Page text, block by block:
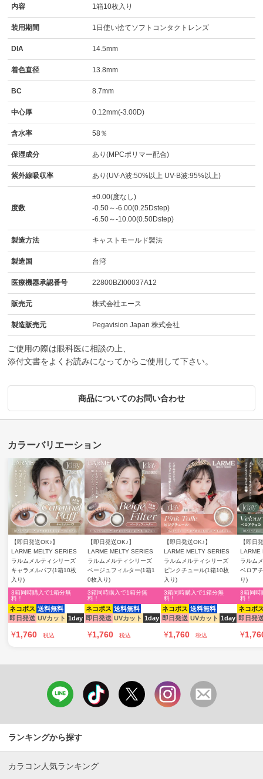
内容 1箱10枚入り
装用期間 1日使い捨てソフトコンタクトレンズ
DIA 14.5mm
着色直径 13.8mm
BC 8.7mm
中心厚 0.12mm(-3.00D)
含水率 58％
保湿成分 あり(MPCポリマー配合)
紫外線吸収率 あり(UV-A波:50%以上 UV-B波:95%以上)
度数
±0.00(度なし)
-0.50～-6.00(0.25Dstep)
-6.50～-10.00(0.50Dstep)
製造方法 キャストモールド製法
製造国 台湾
医療機器承認番号 22800BZI00037A12
販売元 株式会社エース
製造販売元 Pegavision Japan 株式会社
ご使用の際は眼科医に相談の上、
添付文書をよくお読みになってからご使用して下さい。
商品についてのお問い合わせ
【即日発送OK♪】
LARME MELTY SERIES
ラルムメルティシリーズ
キャラメルパフ(1箱10枚
入り)
ネコポス 送料無料
即日発送 UVカット 1day
3箱同時購入で1箱分無
料！
¥1,760 税込
【即日発送OK♪】
LARME MELTY SERIES
ラルムメルティシリーズ
ベージュフィルター(1箱1
0枚入り)
ネコポス 送料無料
即日発送 UVカット 1day
3箱同時購入で1箱分無
料！
¥1,760 税込
【即日発送OK♪】
LARME MELTY SERIES
ラルムメルティシリーズ
ピンクチュール(1箱10枚
入り)
ネコポス 送料無料
即日発送 UVカット 1day
3箱同時購入で1箱分無
料！
¥1,760 税込
【即日
LARME
ラルム
ベロア
り)
ネコポ
即日発
3箱同時
料！
¥
ランキングから探す
カラコン人気ランキング